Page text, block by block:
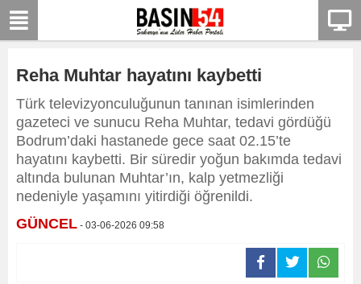
Reha Muhtar hayatını kaybetti
Türk televizyonculuğunun tanınan isimlerinden
gazeteci ve sunucu Reha Muhtar, tedavi gördüğü
Bodrum’daki hastanede gece saat 02.15’te
hayatını kaybetti. Bir süredir yoğun bakımda tedavi
altında bulunan Muhtar’ın, kalp yetmezliği
nedeniyle yaşamını yitirdiği öğrenildi.
GÜNCEL - 03-06-2026 09:58